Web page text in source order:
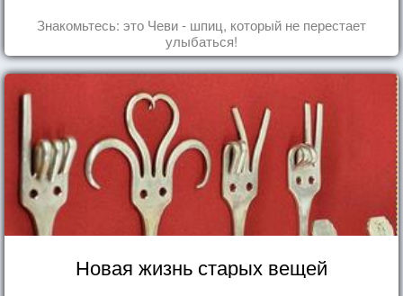
Знакомьтесь: это Чеви - шпиц, который не перестает
улыбаться!
Новая жизнь старых вещей